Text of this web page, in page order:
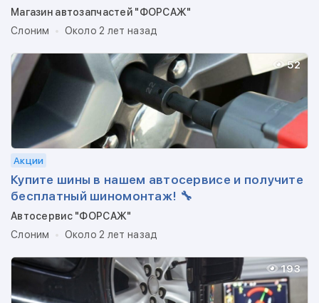
Магазин автозапчастей "ФОРСАЖ"
Слоним
Около 2 лет назад
52
Акции
Купите шины в нашем автосервисе и получите
бесплатный шиномонтаж! 🔧
Автосервис "ФОРСАЖ"
Слоним
Около 2 лет назад
193